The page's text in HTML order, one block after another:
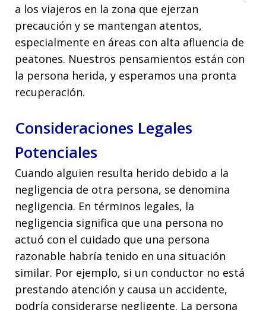
a los viajeros en la zona que ejerzan
precaución y se mantengan atentos,
especialmente en áreas con alta afluencia de
peatones. Nuestros pensamientos están con
la persona herida, y esperamos una pronta
recuperación.
Consideraciones Legales
Potenciales
Cuando alguien resulta herido debido a la
negligencia de otra persona, se denomina
negligencia. En términos legales, la
negligencia significa que una persona no
actuó con el cuidado que una persona
razonable habría tenido en una situación
similar. Por ejemplo, si un conductor no está
prestando atención y causa un accidente,
podría considerarse negligente. La persona